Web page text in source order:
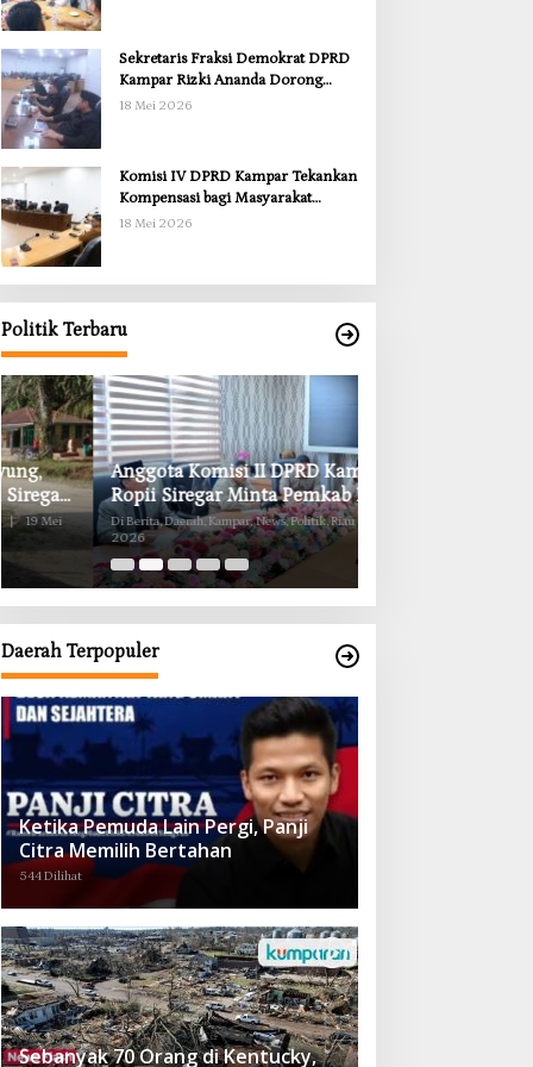
Sekretaris Fraksi Demokrat DPRD
Kampar Rizki Ananda Dorong
Pemulihan Lingkungan dan
18 Mei 2026
Komisi IV DPRD Kampar Tekankan
Kompensasi bagi Masyarakat
Terdampak
18 Mei 2026
Politik Terbaru
Anggota Komisi II DPRD Kampar
Ropii Siregar Minta Pemkab Bergerak
Cepat Atasi Ancaman Kekosongan
Obat demi Wujudkan Kampar Dihati
Di Berita, Daerah, Kampar, News, Politik, Riau |
19 Mei
Daerah Terpopuler
Ketika Pemuda Lain Pergi, Panji
Citra Memilih Bertahan
544 Dilihat
Sebanyak 70 Orang di Kentucky,